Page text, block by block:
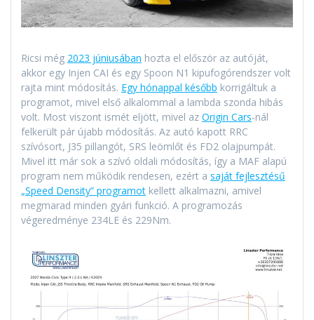
Ricsi még 2023 júniusában hozta el először az autóját,
akkor egy Injen CAI és egy Spoon N1 kipufogórendszer volt
rajta mint módosítás. Egy hónappal később korrigáltuk a
programot, mivel első alkalommal a lambda szonda hibás
volt. Most viszont ismét eljött, mivel az Origin Cars-nál
felkerült pár újabb módosítás. Az autó kapott RRC
szívósort, J35 pillangót, SRS leömlőt és FD2 olajpumpát.
Mivel itt már sok a szívó oldali módosítás, így a MAF alapú
program nem működik rendesen, ezért a saját fejlesztésű
„Speed Density” programot kellett alkalmazni, amivel
megmarad minden gyári funkció. A programozás
végeredménye 234LE és 229Nm.